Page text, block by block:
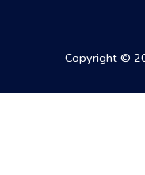
Copyright ©